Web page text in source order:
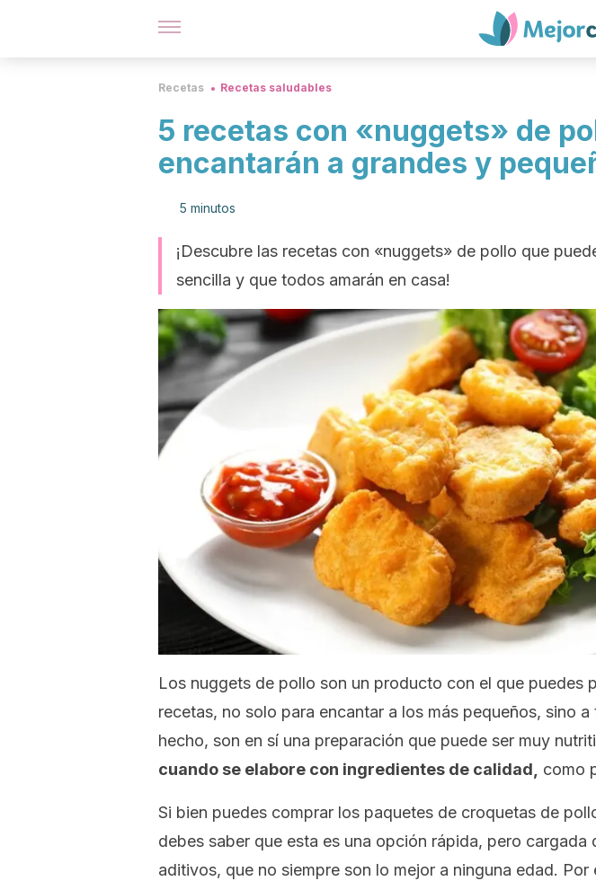
Recetas Recetas saludables
5 recetas con «nuggets» de
encantarán a grandes y
5 minutos
¡Descubre las recetas con «nuggets» de pollo que
sencilla y que todos amarán en casa!
Los nuggets de pollo son un producto con el que puedes
recetas, no solo para encantar a los más pequeños, sino
hecho, son en sí una preparación que puede ser muy
cuando se elabore con ingredientes de calidad,
como
Si bien puedes comprar los paquetes de croquetas de
debes saber que esta es una opción rápida, pero cargada
aditivos, que no siempre son lo mejor a ninguna edad. Por